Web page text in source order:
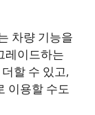
차량 기능을
레이드하는
할 수 있고,
이용할 수도